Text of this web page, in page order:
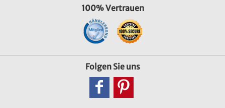
100% Vertrauen
Folgen Sie uns